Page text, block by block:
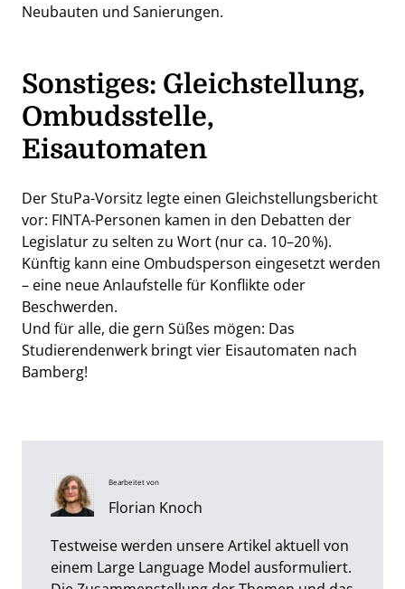
Neubauten und Sanierungen.
Sonstiges: Gleichstellung,
Ombudsstelle,
Eisautomaten
Der StuPa-Vorsitz legte einen Gleichstellungsbericht
vor: FINTA-Personen kamen in den Debatten der
Legislatur zu selten zu Wort (nur ca. 10–20 %).
Künftig kann eine Ombudsperson eingesetzt werden
– eine neue Anlaufstelle für Konflikte oder
Beschwerden.
Und für alle, die gern Süßes mögen: Das
Studierendenwerk bringt vier Eisautomaten nach
Bamberg!
Bearbeitet von
Florian Knoch
Testweise werden unsere Artikel aktuell von
einem Large Language Model ausformuliert.